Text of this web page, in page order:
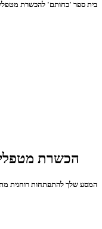
בית ספר 'כחותם' להכשרת מטפלים
הכשרת
המסע שלך להתפתחות רוחנית